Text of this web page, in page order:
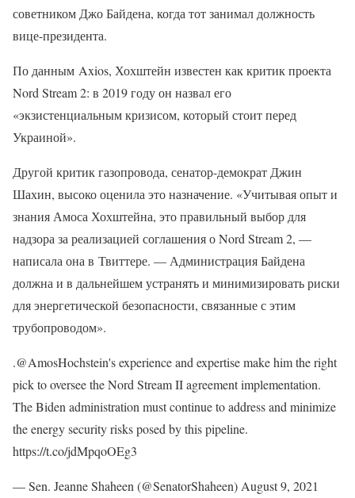
советником Джо Байдена, когда тот занимал должность
вице-президента.
По данным Axios, Хохштейн известен как критик проекта
Nord Stream 2: в 2019 году он назвал его
«экзистенциальным кризисом, который стоит перед
Украиной».
Другой критик газопровода, сенатор-демократ Джин
Шахин, высоко оценила это назначение. «Учитывая опыт и
знания Амоса Хохштейна, это правильный выбор для
надзора за реализацией соглашения о Nord Stream 2, —
написала она в Твиттере. — Администрация Байдена
должна и в дальнейшем устранять и минимизировать риски
для энергетической безопасности, связанные с этим
трубопроводом».
.@AmosHochstein's experience and expertise make him the right
pick to oversee the Nord Stream II agreement implementation.
The Biden administration must continue to address and minimize
the energy security risks posed by this pipeline.
https://t.co/jdMpqoOEg3
— Sen. Jeanne Shaheen (@SenatorShaheen) August 9, 2021